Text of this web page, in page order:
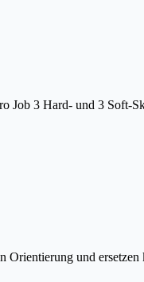
3 Hard- und 3 Soft-
Orientierung und